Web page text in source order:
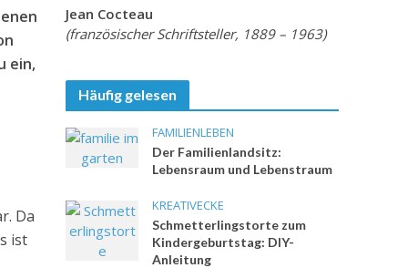
ein,
Da
ist
Jean Cocteau
(französischer Schriftsteller, 1889 – 1963)
Häufig gelesen
FAMILIENLEBEN
Der Familienlandsitz:
Lebensraum und Lebenstraum
KREATIVECKE
Schmetterlingstorte zum
Kindergeburtstag: DIY-
Anleitung